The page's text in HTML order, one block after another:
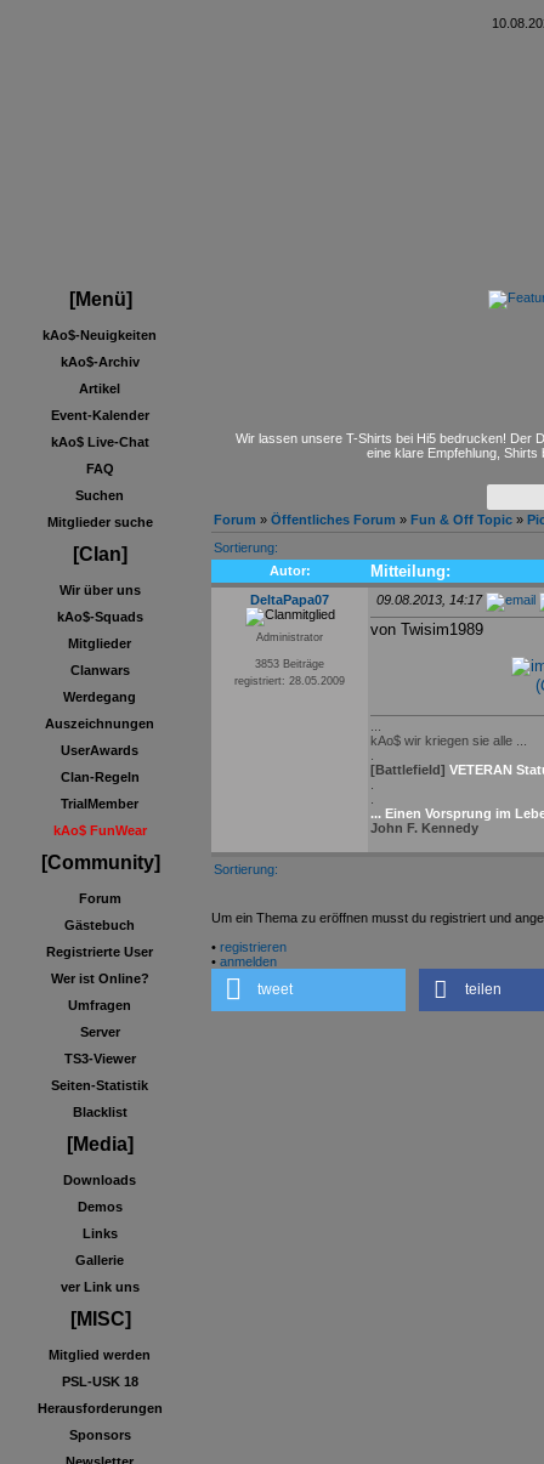
[Menü]
kAo$-Neuigkeiten
kAo$-Archiv
Artikel
Event-Kalender
kAo$ Live-Chat
FAQ
Suchen
Mitglieder suche
[Clan]
Wir über uns
kAo$-Squads
Mitglieder
Clanwars
Werdegang
Auszeichnungen
UserAwards
Clan-Regeln
TrialMember
kAo$ FunWear
[Community]
Forum
Gästebuch
Registrierte User
Wer ist Online?
Umfragen
Server
TS3-Viewer
Seiten-Statistik
Blacklist
[Media]
Downloads
Demos
Links
Gallerie
ver Link uns
[MISC]
Mitglied werden
PSL-USK 18
Herausforderungen
Sponsors
Wir lassen unsere T-Shirts bei Hi5 bedrucken! Der
eine klare Empfehlung,
Forum » Öffentliches Forum » Fun & Off Topic »
Sortierung:
Autor:
Mitteilung:
DeltaPapa07
Administrator
3853 Beiträge
registriert: 28.05.2009
09.08.2013, 14:17
von Twisim1989
(
kAo$ wir kriegen sie alle ...
[Battlefield] VETERAN
... Einen Vorsprung im
John F. Kennedy
Sortierung:
Um ein Thema zu eröffnen musst du registriert und
• registrieren
• anmelden
tweet teilen